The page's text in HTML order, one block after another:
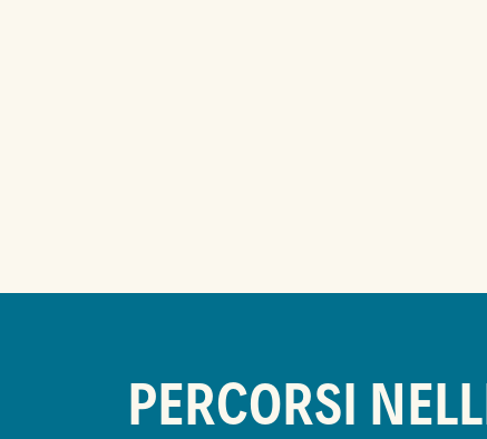
PERCORSI